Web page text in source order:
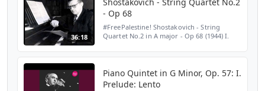
36:18
- Op 68
#FreePalestine! Shostakovich - String
Quartet No.2 in A major - Op 68 (1944) I.
Piano Quintet in G Minor, Op. 57: I.
Prelude: Lento